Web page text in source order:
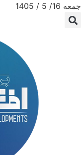
جمعه 16/ 5 / 1405